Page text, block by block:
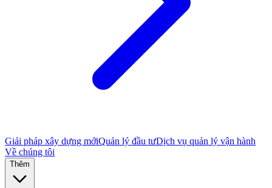
Giải pháp xây dựng mớiQuản lý đầu tưDịch vụ quản lý vận hành
Về chúng tôi
Thêm